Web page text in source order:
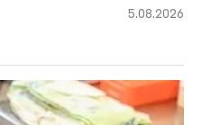
5.08.2026